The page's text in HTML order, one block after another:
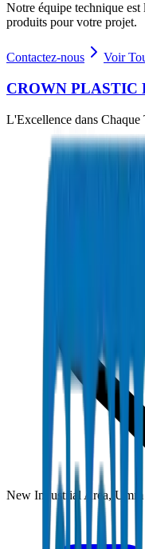
Notre équipe technique
produits pour votre projet.
Contactez-nous Voir
CROWN PLASTIC
L'Excellence dans Chaque
New Industrial Area,